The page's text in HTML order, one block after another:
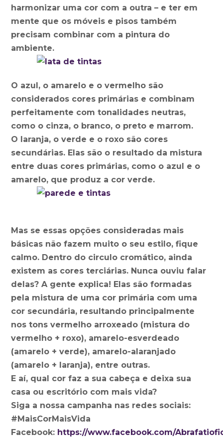
harmonizar uma cor com a outra – e ter em
mente que os móveis e pisos também
precisam combinar com a pintura do
ambiente.
O azul, o amarelo e o vermelho são
considerados cores primárias e combinam
perfeitamente com tonalidades neutras,
como o cinza, o branco, o preto e marrom.
O laranja, o verde e o roxo são cores
secundárias. Elas são o resultado da mistura
entre duas cores primárias, como o azul e o
amarelo, que produz a cor verde.
Mas se essas opções consideradas mais
básicas não fazem muito o seu estilo, fique
calmo. Dentro do circulo cromático, ainda
existem as cores terciárias. Nunca ouviu falar
delas? A gente explica! Elas são formadas
pela mistura de uma cor primária com uma
cor secundária, resultando principalmente
nos tons vermelho arroxeado (mistura do
vermelho + roxo), amarelo-esverdeado
(amarelo + verde), amarelo-alaranjado
(amarelo + laranja), entre outras.
E aí, qual cor faz a sua cabeça e deixa sua
casa ou escritório com mais vida?
Siga a nossa campanha nas redes sociais:
#MaisCorMaisVida
Facebook: https://www.facebook.com/